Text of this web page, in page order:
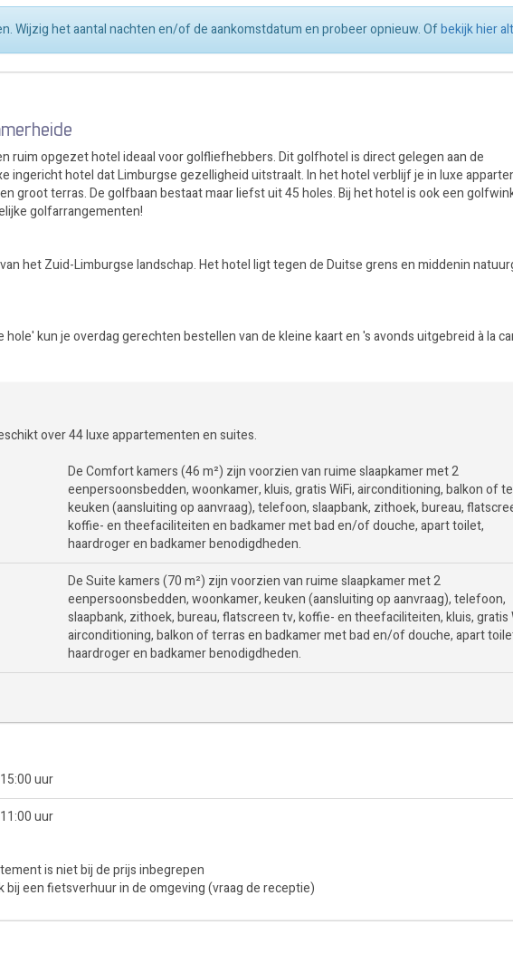
Wijzig het aantal nachten en/of de aankomstdatum en probeer opnieuw. Ofbekijk hier
ruim opgezet hotel ideaal voor golfliefhebbers. Dit golfhotel is direct gelegen aan de
ingericht hotel dat Limburgse gezelligheid uitstraalt. In het hotel verblijf je in luxe
groot terras. De golfbaan bestaat maar liefst uit 45 holes. Bij het hotel is ook een
golfarrangementen!
het Zuid-Limburgse landschap. Het hotel ligt tegen de Duitse grens en middenin
kun je overdag gerechten bestellen van de kleine kaart en 's avonds uitgebreid à la
over 44 luxe appartementen en suites.
De Comfort kamers (46 m²) zijn voorzien van ruime slaapkamer met 2
eenpersoonsbedden, woonkamer, kluis, gratis WiFi, airconditioning, balkon of
keuken (aansluiting op aanvraag), telefoon, slaapbank, zithoek, bureau,
koffie- en theefaciliteiten en badkamer met bad en/of douche, apart toilet,
haardroger en badkamer benodigdheden.
De Suite kamers (70 m²) zijn voorzien van ruime slaapkamer met 2
eenpersoonsbedden, woonkamer, keuken (aansluiting op aanvraag), telefoon,
slaapbank, zithoek, bureau, flatscreen tv, koffie- en theefaciliteiten, kluis, gratis
airconditioning, balkon of terras en badkamer met bad en/of douche, apart
haardroger en badkamer benodigdheden.
15:00 uur
11:00 uur
is niet bij de prijs inbegrepen
bij een fietsverhuur in de omgeving (vraag de receptie)